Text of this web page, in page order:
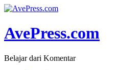
AvePress.com
Belajar dari Komentar